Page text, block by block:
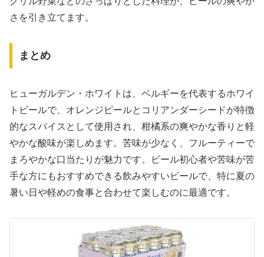
さを引き立てます。
まとめ
ヒューガルデン・ホワイトは、ベルギーを代表するホワイ
トビールで、オレンジピールとコリアンダーシードが特徴
的なスパイスとして使用され、柑橘系の爽やかな香りと軽
やかな酸味が楽しめます。苦味が少なく、フルーティーで
まろやかな口当たりが魅力です。ビール初心者や苦味が苦
手な方にもおすすめできる飲みやすいビールで、特に夏の
暑い日や軽めの食事と合わせて楽しむのに最適です。